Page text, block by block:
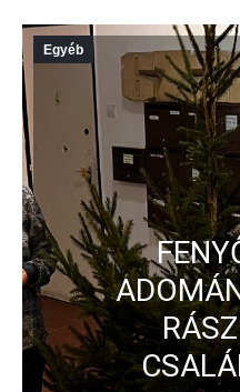
Egyéb